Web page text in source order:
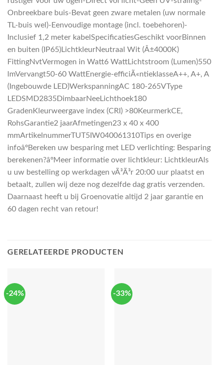
Onbreekbare buis-Bevat geen zware metalen (uw normale
TL-buis wel)-Eenvoudige montage (incl. toebehoren)-
Inclusief 1,2 meter kabelSpecificatiesGeschikt voorBinnen
en buiten (IP65)LichtkleurNeutraal Wit (Â±4000K)
FittingNvtVermogen in Watt6 WattLichtstroom (Lumen)550
lmVervangt50-60 WattEnergie-efficiÃ«ntieklasseA++, A+, A
(Ingebouwde LED)WerkspanningAC 180-265VType
LEDSMD2835DimbaarNeeLichthoek180
GradenKleurweergave index (CRI) >80KeurmerkCE,
RohsGarantie2 jaarAfmetingen23 x 40 x 400
mmArtikelnummerTUT5IW040061310Tips en overige
infoâºBereken uw besparing met LED verlichting: Besparing
berekenen?âºMeer informatie over lichtkleur: LichtkleurAls
u uw bestelling op werkdagen vÃ³Ã³r 20:00 uur plaatst en
betaalt, zullen wij deze nog dezelfde dag gratis verzenden.
Daarnaast heeft u bij Groenovatie altijd 2 jaar garantie en
60 dagen recht van retour!
GERELATEERDE PRODUCTEN
-24% -33%